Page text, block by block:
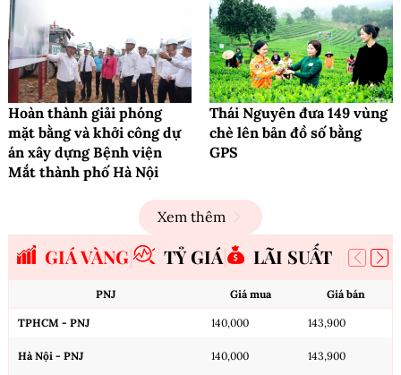
Hoàn thành giải phóng
mặt bằng và khởi công dự
án xây dựng Bệnh viện
Mắt thành phố Hà Nội
Thái Nguyên đưa 149 vùng
chè lên bản đồ số bằng
GPS
Xem thêm
GIÁ VÀNG TỶ GIÁ LÃI SUẤT
PNJ Giá mua Giá bán
TPHCM - PNJ 140,000 143,900
Hà Nội - PNJ 140,000 143,900